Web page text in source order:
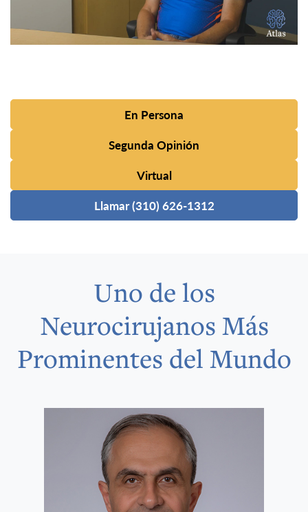
En Persona
Segunda Opinión
Virtual
Llamar (310) 626-1312
Uno de los
Neurocirujanos Más
Prominentes del Mundo